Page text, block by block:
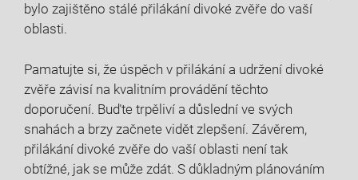
bylo ​zajištěno stálé přilákání⁢ divoké⁢ zvěře do vaší
oblasti.
Pamatujte si, že úspěch v přilákání a⁤ udržení⁣ divoké
zvěře‌ závisí na kvalitním⁤ provádění těchto
doporučení. Buďte trpěliví a důslední ve svých
snahách a brzy začnete ‍vidět zlepšení. Závěrem,
přilákání divoké zvěře do vaší ‌oblasti není tak
obtížné, jak se může zdát. S důkladným plánováním